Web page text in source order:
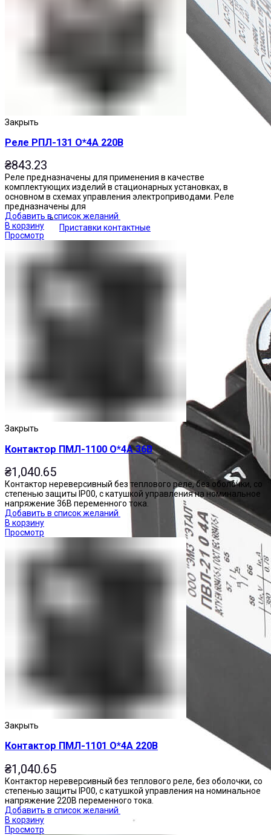
Приставки контактные
Закрыть
Реле РПЛ-131 О*4А 220В
₴843.23
Реле предназначены для применения в качестве
комплектующих изделий в стационарных установках, в
основном в схемах управления электроприводами. Реле
предназначены для
Добавить в список желаний
В корзину
Просмотр
Закрыть
Контактор ПМЛ-1100 О*4А 36В
₴1,040.65
Контактор нереверсивный без теплового реле, без оболочки, со
степенью защиты IP00, с катушкой управления на номинальное
напряжение 36В переменного тока.
Добавить в список желаний
В корзину
Просмотр
Закрыть
Контактор ПМЛ-1101 О*4А 220В
₴1,040.65
Контактор нереверсивный без теплового реле, без оболочки, со
степенью защиты IP00, с катушкой управления на номинальное
напряжение 220В переменного тока.
Добавить в список желаний
В корзину
Просмотр